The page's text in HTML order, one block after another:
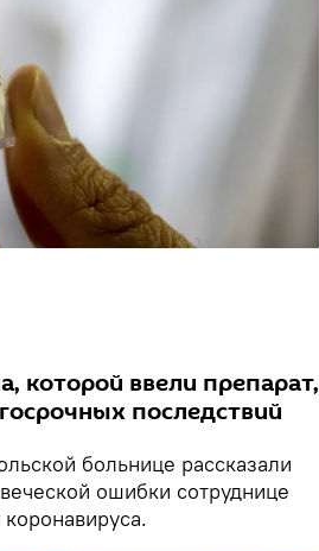
которой ввели препарат,
последствий
больнице рассказали
ошибки сотруднице